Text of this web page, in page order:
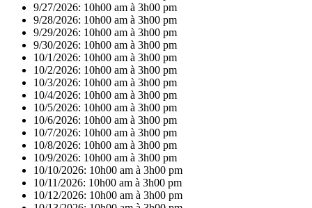
9/27/2026: 10h00 am à 3h00 pm
9/28/2026: 10h00 am à 3h00 pm
9/29/2026: 10h00 am à 3h00 pm
9/30/2026: 10h00 am à 3h00 pm
10/1/2026: 10h00 am à 3h00 pm
10/2/2026: 10h00 am à 3h00 pm
10/3/2026: 10h00 am à 3h00 pm
10/4/2026: 10h00 am à 3h00 pm
10/5/2026: 10h00 am à 3h00 pm
10/6/2026: 10h00 am à 3h00 pm
10/7/2026: 10h00 am à 3h00 pm
10/8/2026: 10h00 am à 3h00 pm
10/9/2026: 10h00 am à 3h00 pm
10/10/2026: 10h00 am à 3h00 pm
10/11/2026: 10h00 am à 3h00 pm
10/12/2026: 10h00 am à 3h00 pm